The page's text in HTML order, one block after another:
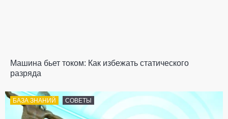
Машина бьет током: Как избежать статического
разряда
БАЗА ЗНАНИЙ СОВЕТЫ